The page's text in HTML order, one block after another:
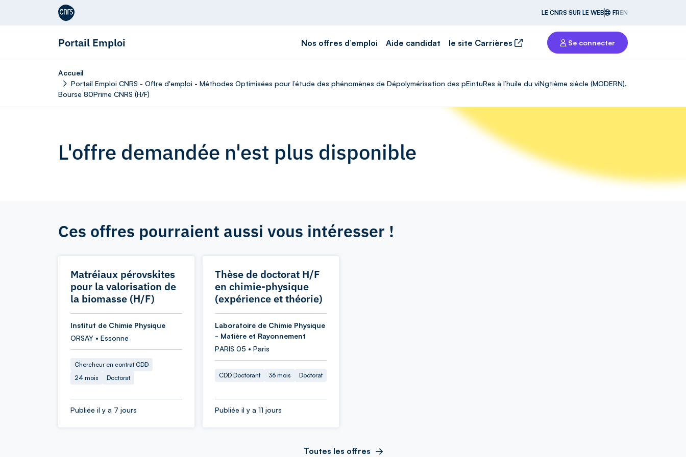
Aller au contenu
LE CNRS SUR LE WEB FREN
Portail Emploi Nos offres d’emploi Aide candidat le site Carrières Se connecter
Accueil
Portail Emploi CNRS - Offre d'emploi - Méthodes Optimisées pour l’étude des phénomènes de Dépolymérisation des pEintuRes à l’huile du viNgtième siècle (MODERN).
Bourse 80Prime CNRS (H/F)
L'offre demandée n'est plus disponible
Ces offres pourraient aussi vous intéresser !
Matréiaux pérovskites
pour la valorisation de
la biomasse (H/F)
Institut de Chimie Physique
ORSAY • Essonne
Chercheur en contrat CDD
24 mois
Doctorat
Publiée il y a 7 jours
Thèse de doctorat H/F
en chimie-physique
(expérience et théorie)
Laboratoire de Chimie Physique
- Matière et Rayonnement
PARIS 05 • Paris
CDD Doctorant 36 mois Doctorat
Publiée il y a 11 jours
Toutes les offres